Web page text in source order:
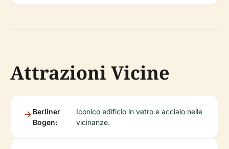
Attrazioni Vicine
Berliner
Bogen:
Iconico edificio in vetro e acciaio nelle
vicinanze.